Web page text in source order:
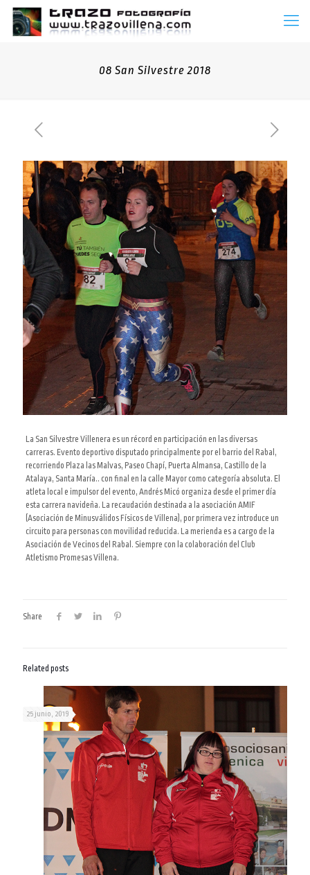
08 San Silvestre 2018
La San Silvestre Villenera es un récord en participación en las diversas
carreras. Evento deportivo disputado principalmente por el barrio del Rabal,
recorriendo Plaza las Malvas, Paseo Chapí, Puerta Almansa, Castillo de la
Atalaya, Santa María.. con final en la calle Mayor como categoría absoluta. El
atleta local e impulsor del evento, Andrés Micó organiza desde el primer día
esta carrera navideña. La recaudación destinada a la asociación AMIF
(Asociación de Minusválidos Físicos de Villena), por primera vez introduce un
circuito para personas con movilidad reducida. La merienda es a cargo de la
Asociación de Vecinos del Rabal. Siempre con la colaboración del Club
Atletismo Promesas Villena.
Share
Related posts
25 junio, 2019